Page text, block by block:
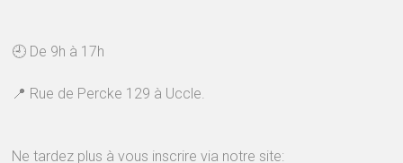
🕘 De 9h à 17h
📍 Rue de Percke 129 à Uccle.
Ne tardez plus à vous inscrire via notre site: